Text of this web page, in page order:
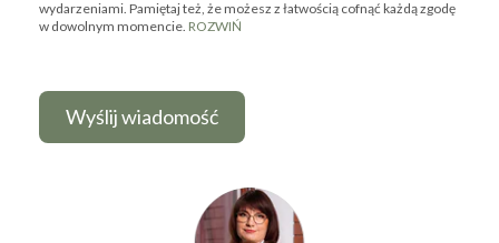
wydarzeniami. Pamiętaj też, że możesz z łatwością cofnąć każdą zgodę
w dowolnym momencie. ROZWIŃ